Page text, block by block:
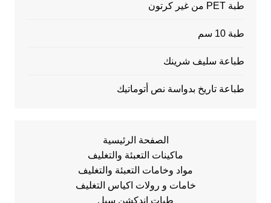
طبة PET من غير كرتون
طبة 10 سم
طباعة سليف شرينك
طباعة تاريخ بدواسة نص أتوماتيك
الصفحة الرئيسية
ماكينات التعبئة والتغليف
مواد وخامات التعبئة والتغليف
خامات و رولات اكياس التغليف
طبات اندكشن سيل